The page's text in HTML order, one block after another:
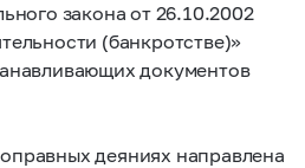
закона от 26.10.2002
(банкротстве)»
документов
деяниях направлена